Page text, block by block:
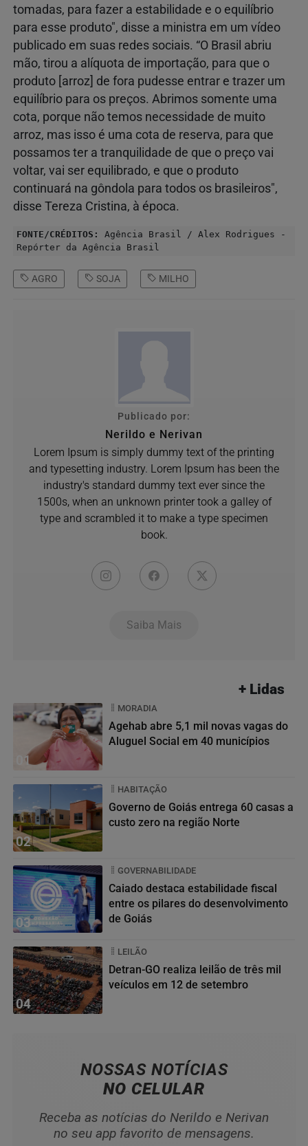
tomadas, para fazer a estabilidade e o equilíbrio
para esse produto", disse a ministra em um vídeo
publicado em suas redes sociais. “O Brasil abriu
mão, tirou a alíquota de importação, para que o
produto [arroz] de fora pudesse entrar e trazer um
equilíbrio para os preços. Abrimos somente uma
cota, porque não temos necessidade de muito
arroz, mas isso é uma cota de reserva, para que
possamos ter a tranquilidade de que o preço vai
voltar, vai ser equilibrado, e que o produto
continuará na gôndola para todos os brasileiros",
disse Tereza Cristina, à época.
FONTE/CRÉDITOS:
Agência Brasil / Alex Rodrigues -
Repórter da Agência Brasil
AGRO SOJA MILHO
Publicado por:
Nerildo e Nerivan
Lorem Ipsum is simply dummy text of the printing
and typesetting industry. Lorem Ipsum has been the
industry's standard dummy text ever since the
1500s, when an unknown printer took a galley of
type and scrambled it to make a type specimen
book.
Saiba Mais
+ Lidas
01
MORADIA
Agehab abre 5,1 mil novas vagas do
Aluguel Social em 40 municípios
02
HABITAÇÃO
Governo de Goiás entrega 60 casas a
custo zero na região Norte
03
GOVERNABILIDADE
Caiado destaca estabilidade fiscal
entre os pilares do desenvolvimento
de Goiás
04
LEILÃO
Detran-GO realiza leilão de três mil
veículos em 12 de setembro
NOSSAS NOTÍCIAS
NO CELULAR
Receba as notícias do Nerildo e Nerivan
no seu app favorito de mensagens.